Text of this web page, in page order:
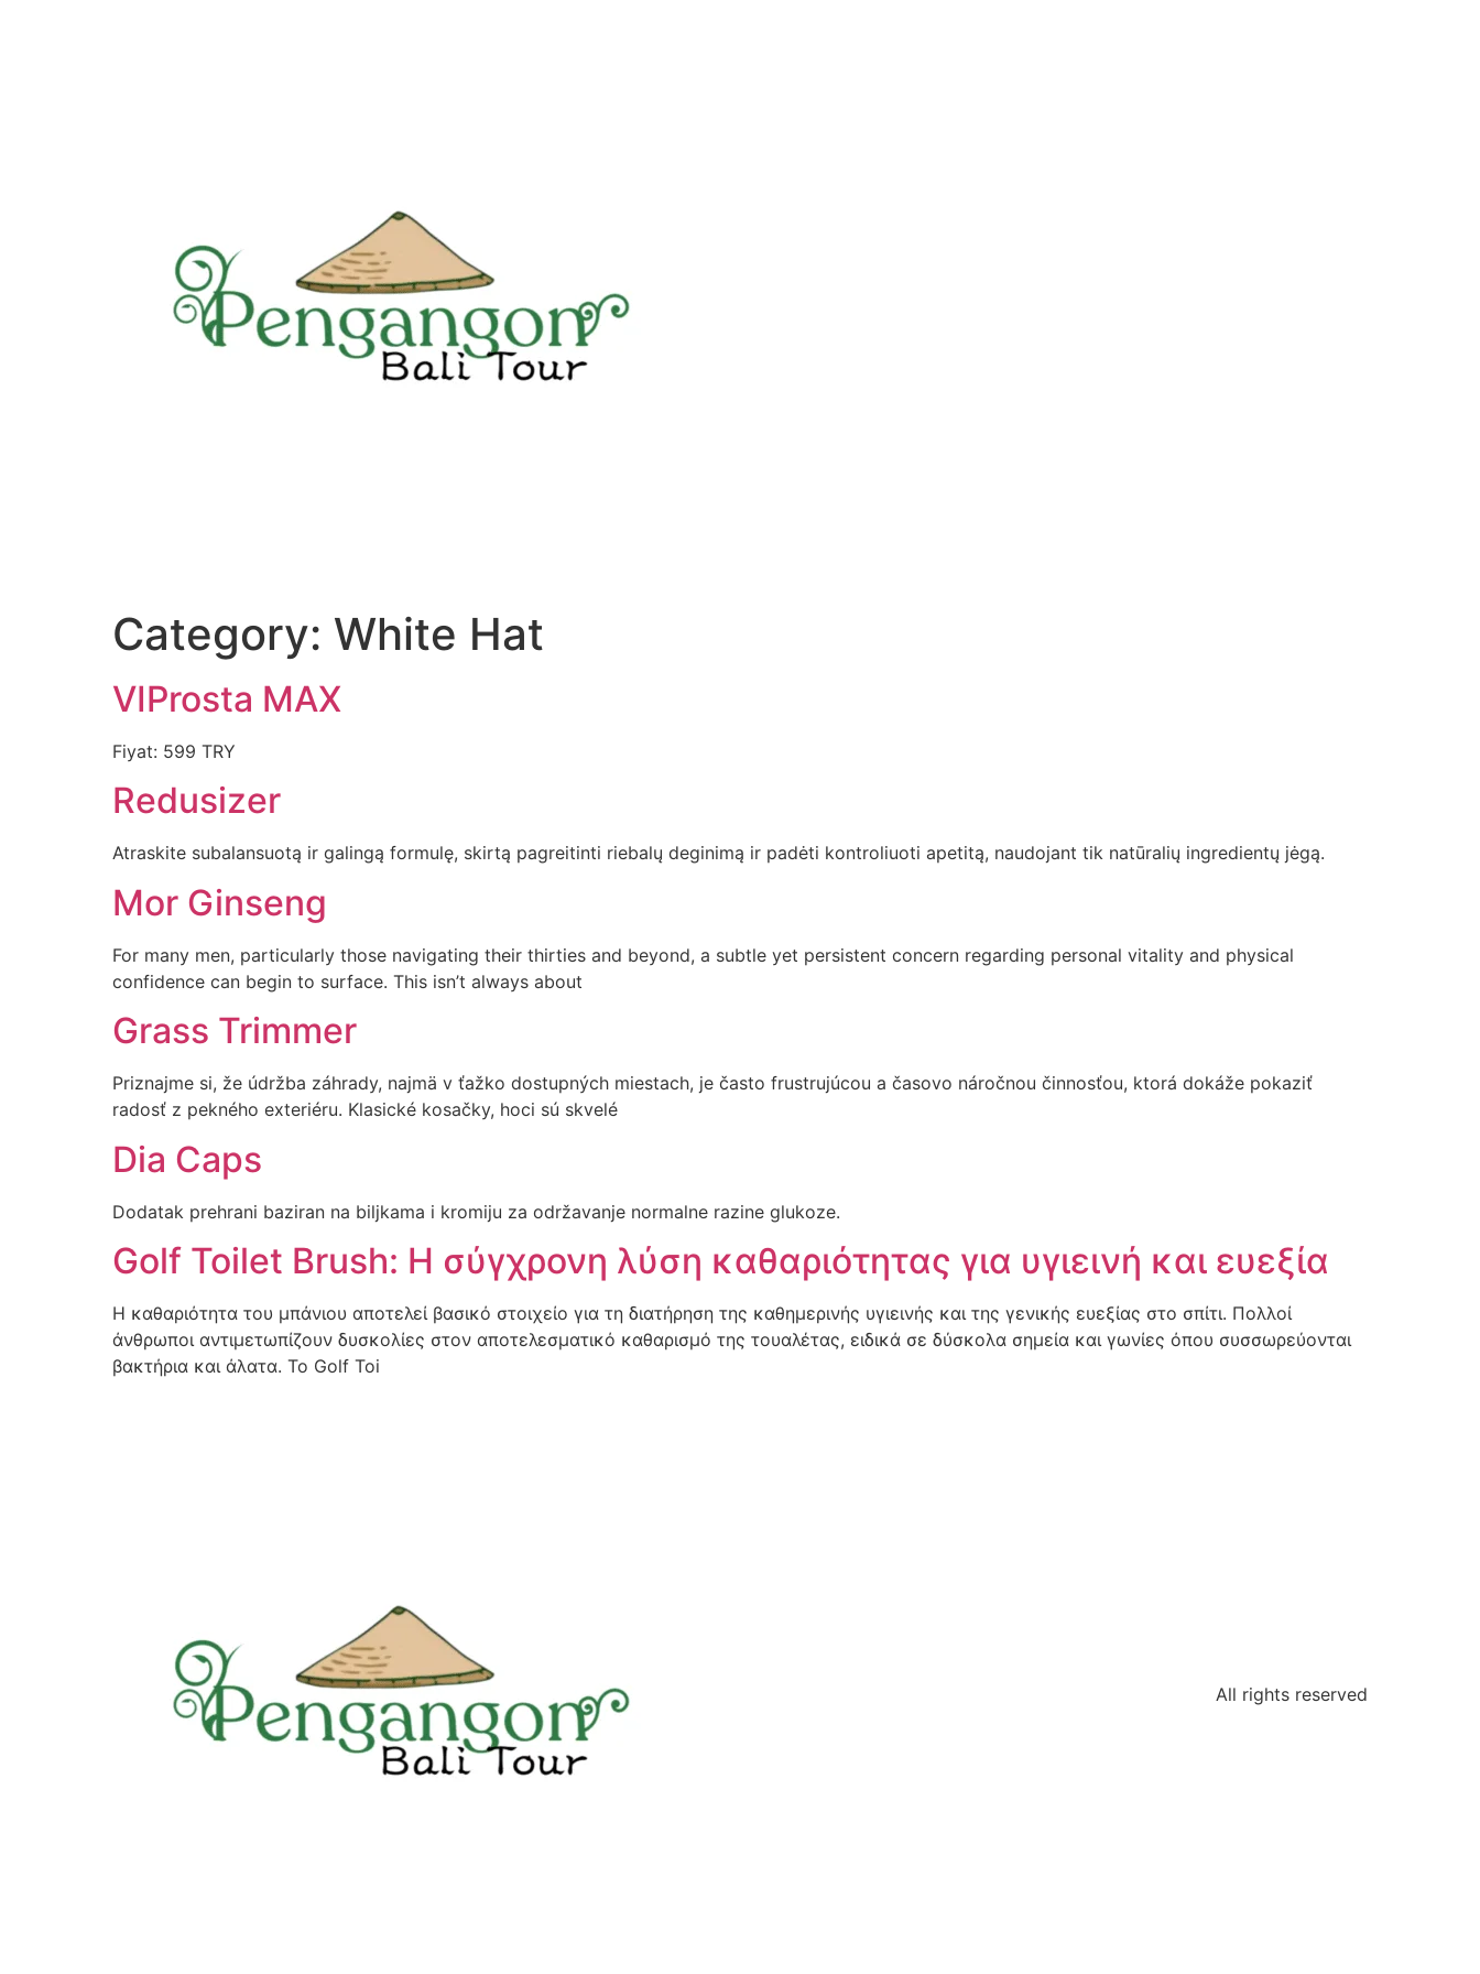
Category: White Hat
VIProsta MAX
Fiyat: 599 TRY
Redusizer
Atraskite subalansuotą ir galingą formulę, skirtą pagreitinti riebalų deginimą ir padėti kontroliuoti apetitą, naudojant tik natūralių ingredientų jėgą.
Mor Ginseng
For many men, particularly those navigating their thirties and beyond, a subtle yet persistent concern regarding personal vitality and physical
confidence can begin to surface. This isn’t always about
Grass Trimmer
Priznajme si, že údržba záhrady, najmä v ťažko dostupných miestach, je často frustrujúcou a časovo náročnou činnosťou, ktorá dokáže pokaziť
radosť z pekného exteriéru. Klasické kosačky, hoci sú skvelé
Dia Caps
Dodatak prehrani baziran na biljkama i kromiju za održavanje normalne razine glukoze.
Golf Toilet Brush: Η σύγχρονη λύση καθαριότητας για υγιεινή και ευεξία
Η καθαριότητα του μπάνιου αποτελεί βασικό στοιχείο για τη διατήρηση της καθημερινής υγιεινής και της γενικής ευεξίας στο σπίτι. Πολλοί
άνθρωποι αντιμετωπίζουν δυσκολίες στον αποτελεσματικό καθαρισμό της τουαλέτας, ειδικά σε δύσκολα σημεία και γωνίες όπου συσσωρεύονται
βακτήρια και άλατα. Το Golf Toi
All rights reserved